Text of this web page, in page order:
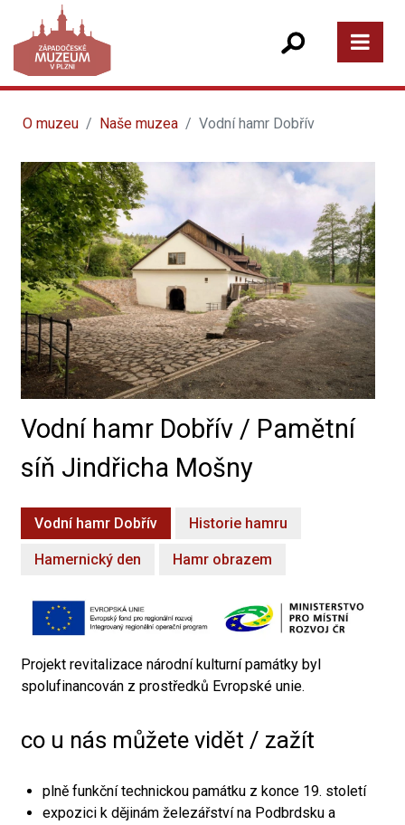
O muzeu Naše muzea Vodní hamr Dobřív
Vodní hamr Dobřív / Pamětní
síň Jindřicha Mošny
Vodní hamr Dobřív Historie hamru
Hamernický den Hamr obrazem
Projekt revitalizace národní kulturní památky byl
spolufinancován z prostředků Evropské unie.
co u nás můžete vidět / zažít
plně funkční technickou památku z konce 19. století
expozici k dějinám železářství na Podbrdsku a